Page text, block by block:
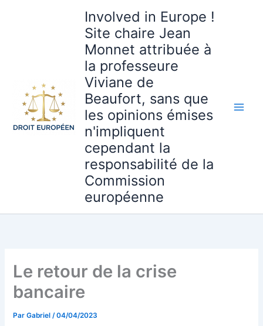
Involved in Europe !
Site chaire Jean
Monnet attribuée à
la professeure
Viviane de
Beaufort, sans que
les opinions émises
n'impliquent
cependant la
responsabilité de la
Commission
européenne
Le retour de la crise
bancaire
ParGabriel/04/04/2023